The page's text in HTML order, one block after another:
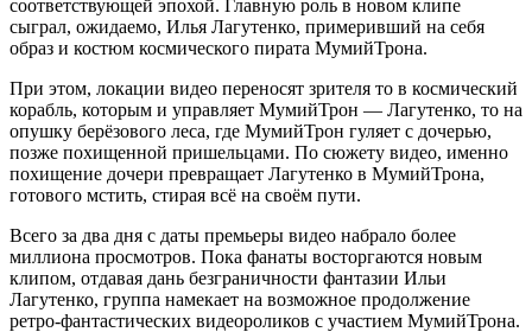
соответствующей эпохой. Главную роль в новом клипе
сыграл, ожидаемо, Илья Лагутенко, примеривший на себя
образ и костюм космического пирата МумийТрона.
При этом, локации видео переносят зрителя то в космический
корабль, которым и управляет МумийТрон — Лагутенко, то на
опушку берёзового леса, где МумийТрон гуляет с дочерью,
позже похищенной пришельцами. По сюжету видео, именно
похищение дочери превращает Лагутенко в МумийТрона,
готового мстить, стирая всё на своём пути.
Всего за два дня с даты премьеры видео набрало более
миллиона просмотров. Пока фанаты восторгаются новым
клипом, отдавая дань безграничности фантазии Ильи
Лагутенко, группа намекает на возможное продолжение
ретро-фантастических видеороликов с участием МумийТрона.